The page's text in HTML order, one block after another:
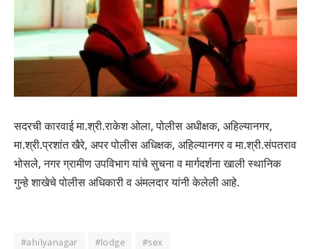
सदरची कारवाई मा.श्री.राकेश ओला, पोलीस अधीक्षक, अहिल्यानगर,
मा.श्री.प्रशांत खैरे, अपर पोलीस अधिक्षक, अहिल्यानगर व मा.श्री.संपतराव
भोसले, नगर ग्रामीण उपविभाग यांचे सुचना व मार्गदर्शना खाली स्थानिक
गुन्हे शाखेचे पोलीस अधिकारी व अंमलदार यांनी केलेली आहे.
#ahilyanagar #lodge #sex